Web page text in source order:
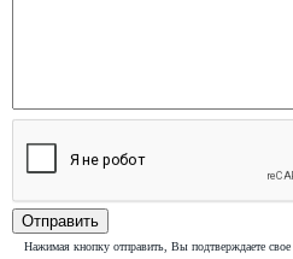
Нажимая кнопку отправить, Вы подтверждаете свое